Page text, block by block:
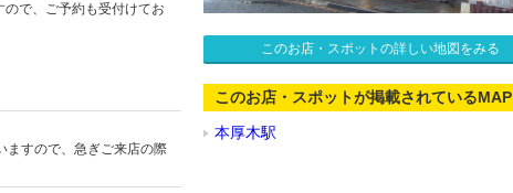
で、ご予約も受付けてお
すので、急ぎご来店の際
このお店・スポットの詳しい地図をみる
このお店・スポットが掲載されているMAP
本厚木駅